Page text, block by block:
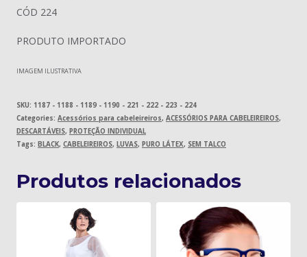
CÓD 224
PRODUTO IMPORTADO
IMAGEM ILUSTRATIVA
SKU: 1187 - 1188 - 1189 - 1190 - 221 - 222 - 223 - 224
Categories: Acessórios para cabeleireiros, ACESSÓRIOS PARA CABELEIREIROS,
DESCARTÁVEIS, PROTEÇÃO INDIVIDUAL
Tags: BLACK, CABELEIREIROS, LUVAS, PURO LÁTEX, SEM TALCO
Produtos relacionados